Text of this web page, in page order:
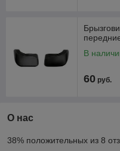
В
60 руб.
О нас
38% положительных из 8